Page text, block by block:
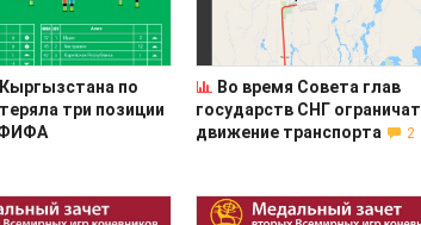
по
три позиции
ФИФА
Во время Совета глав
государств СНГ ограничат
движение транспорта
2